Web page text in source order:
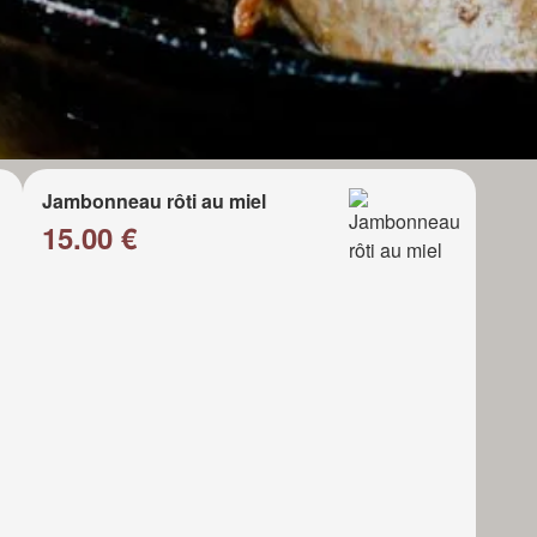
Jambonneau rôti au miel
15.00 €